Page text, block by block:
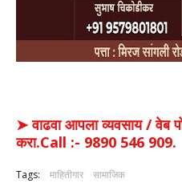
➤ वाढवा आपला व्यवसाय / वेब
करा.Call :- 9890 546 909.
Tags: माहितीगार सामाजिक